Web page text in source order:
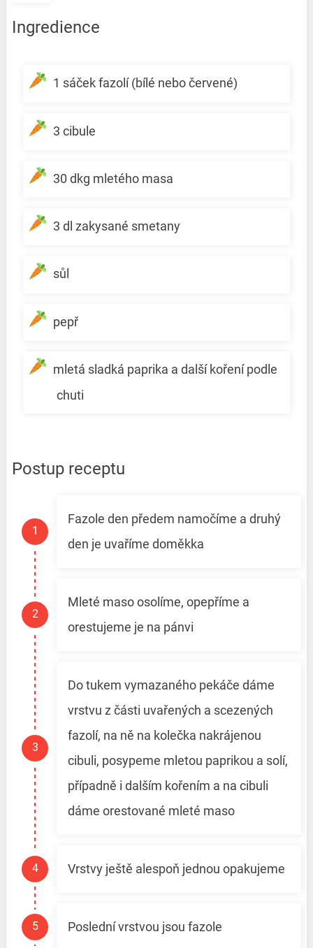
Ingredience
1 sáček fazolí (bílé nebo červené)
3 cibule
30 dkg mletého masa
3 dl zakysané smetany
sůl
pepř
mletá sladká paprika a další koření podle
chuti
Postup receptu
Fazole den předem namočíme a druhý
den je uvaříme doměkka
Mleté maso osolíme, opepříme a
orestujeme je na pánvi
Do tukem vymazaného pekáče dáme
vrstvu z části uvařených a scezených
fazolí, na ně na kolečka nakrájenou
cibuli, posypeme mletou paprikou a solí,
případně i dalším kořením a na cibuli
dáme orestované mleté maso
Vrstvy ještě alespoň jednou opakujeme
Poslední vrstvou jsou fazole